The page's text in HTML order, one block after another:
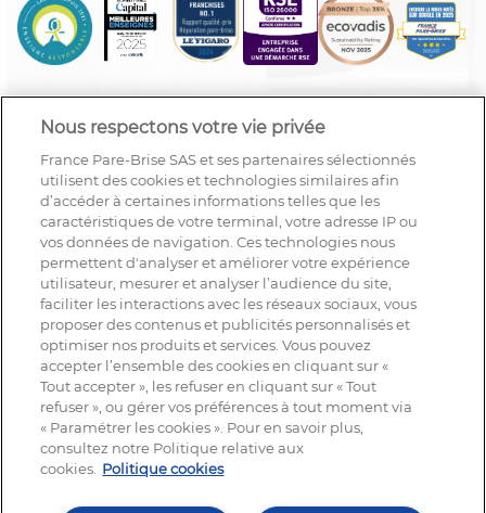
NOUS SUIVRE
Nous respectons votre vie privée
France Pare-Brise SAS et ses partenaires sélectionnés
utilisent des cookies et technologies similaires afin
d’accéder à certaines informations telles que les
caractéristiques de votre terminal, votre adresse IP ou
vos données de navigation. Ces technologies nous
permettent d'analyser et améliorer votre expérience
utilisateur, mesurer et analyser l’audience du site,
faciliter les interactions avec les réseaux sociaux, vous
proposer des contenus et publicités personnalisés et
optimiser nos produits et services. Vous pouvez
accepter l’ensemble des cookies en cliquant sur «
Tout accepter », les refuser en cliquant sur « Tout
refuser », ou gérer vos préférences à tout moment via
« Paramétrer les cookies ». Pour en savoir plus,
consultez notre Politique relative aux
cookies. Politique cookies